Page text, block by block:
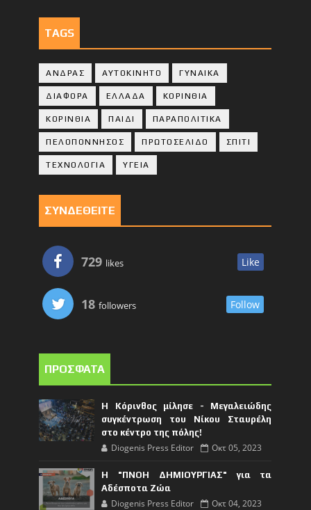
TAGS
ΑΝΔΡΑΣ ΑΥΤΟΚΙΝΗΤΟ ΓΥΝΑΙΚΑ
ΔΙΑΦΟΡΑ ΕΛΛΑΔΑ ΚΟΡΙΝΘΙΑ
ΚΟΡΙΝΘΙA ΠΑΙΔΙ ΠΑΡΑΠΟΛΙΤΙΚΑ
ΠΕΛΟΠΟΝΝΗΣΟΣ ΠΡΩΤΟΣΕΛΙΔΟ ΣΠΙΤΙ
ΤΕΧΝΟΛΟΓΙΑ ΥΓΕΙΑ
ΣΥΝΔΕΘΕΙΤΕ
729 likes Like
18 followers Follow
ΠΡΟΣΦΑΤΑ
Η Κόρινθος μίλησε - Μεγαλειώδης
συγκέντρωση του Νίκου Σταυρέλη
στο κέντρο της πόλης!
Diogenis Press Editor Οκτ 05, 2023
Η "ΠΝΟΗ ΔΗΜΙΟΥΡΓΙΑΣ" για τα
Αδέσποτα Ζώα
Diogenis Press Editor Οκτ 04, 2023